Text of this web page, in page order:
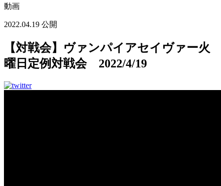
動画
2022.04.19 公開
【対戦会】ヴァンパイアセイヴァー火
曜日定例対戦会 2022/4/19